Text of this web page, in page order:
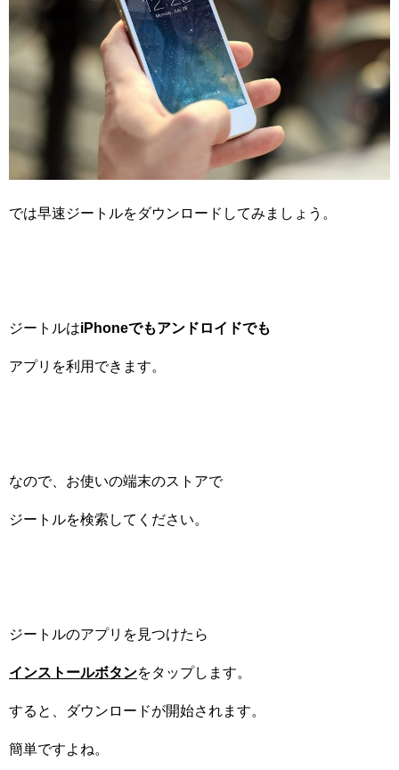
では早速ジートルをダウンロードしてみましょう。
ジートルはiPhoneでもアンドロイドでも
アプリを利用できます。
なので、お使いの端末のストアで
ジートルを検索してください。
ジートルのアプリを見つけたら
インストールボタンをタップします。
すると、ダウンロードが開始されます。
簡単ですよね。